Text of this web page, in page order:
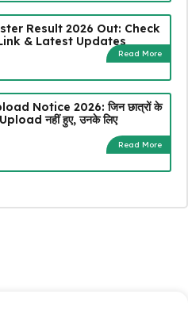
Result 2026 Out: Check
& Latest Updates
Read More
Notice 2026: जिन छात्रों के
नहीं हुए, उनके लिए
Read More